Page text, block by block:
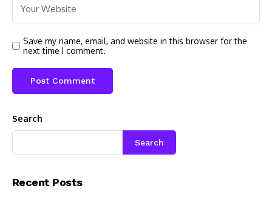
Save my name, email, and website in this browser for the
next time I comment.
Search
Search
Recent Posts